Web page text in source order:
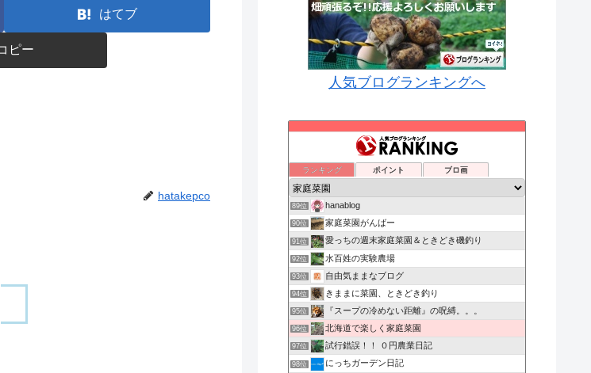
はてブ
ピー
hatakepco
人気ブログランキングへ
ランキング ポイント ブロ画
89位 hanablog
90位 家庭菜園がんばー
91位 愛っちの週末家庭菜園＆ときどき磯釣り
92位 水百姓の実験農場
93位 自由気ままなブログ
94位 きままに菜園、ときどき釣り
95位 『スープの冷めない距離』の呪縛。。。
96位 北海道で楽しく家庭菜園
97位 試行錯誤！！ ０円農業日記
98位 にっちガーデン日記